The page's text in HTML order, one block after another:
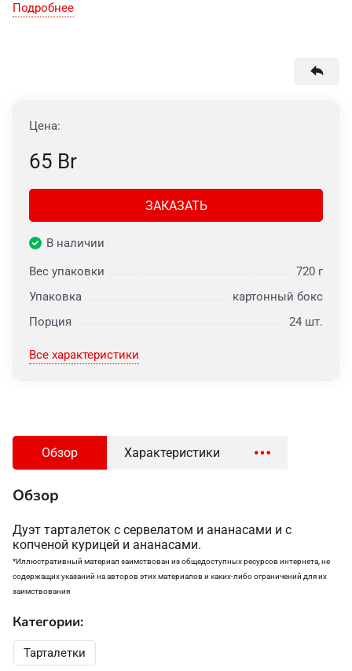
Подробнее
Цена:
65 Br
ЗАКАЗАТЬ
В наличии
Вес упаковки
720 г
Упаковка
картонный бокс
Порция
24 шт.
Все характеристики
Обзор Характеристики
Обзор
Дуэт тарталеток с сервелатом и ананасами и с
копченой курицей и ананасами.
*Иллюстративный материал заимствован из общедоступных ресурсов интернета, не
содержащих указаний на авторов этих материалов и каких-либо ограничений для их
заимствования
Категории:
Тарталетки